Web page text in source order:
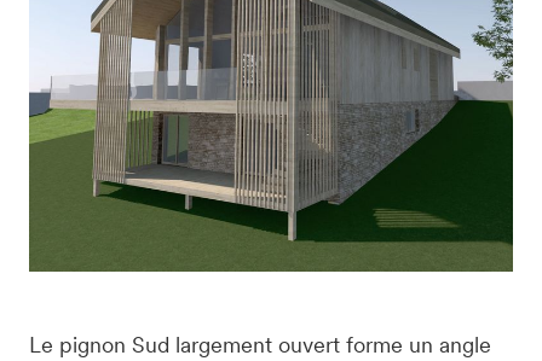
Le pignon Sud largement ouvert forme un angle